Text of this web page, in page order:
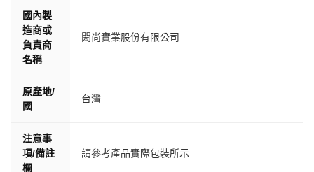
國內製
造商或
負責商
名稱
閎尚實業股份有限公司
原產地/
國
台灣
注意事
項/備註
欄
請參考產品實際包裝所示